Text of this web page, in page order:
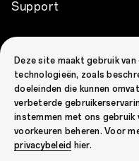
OPPO Reno16 F 5G
OPPO Find X9 Pro
OPPO Find X9
OPPO Reno15 Pro 5G
OPPO Reno15 5G
OPPO Enco Air5
OPPO Enco Air5 Pro
OPPO Watch S
OPPO Watch X3
Absolventen-Rabatt
Support
Kontaktiere uns
FAQ
Service Versprechen
Security Response Center
Mehr erfahren
OPPO Apex Guard
Deze site maakt gebruik
technologieën, zoals
doeleinden die kunnen
verbeterde
instemmen met ons gebruik
voorkeuren beheren. Voor
privacybeleid hier.